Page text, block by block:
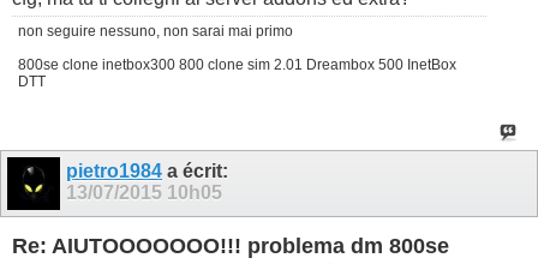
non seguire nessuno, non sarai mai primo
800se clone inetbox300 800 clone sim 2.01 Dreambox 500 InetBox
DTT
pietro1984 a écrit:
13/07/2015 10h05
Re: AIUTOOOOOOO!!! problema dm 800se